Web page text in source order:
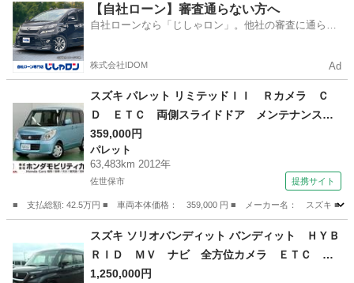
福岡 古賀市 その他
【自社ローン】審査通らない方へ
自社ローンなら「じしゃロン」。他社の審査に通らな
株式会社IDOM Ad
スズキ パレット リミテッドＩＩ Ｒカメラ Ｃ
Ｄ ＥＴＣ 両側スライドドア メンテナンスノ
ート 盗難防止機能 助手席エアバック 運転席
エアバック 電格ミラー Ｂカメラ パワーステ
アリング ベンチシート ＡＵＴＯライト スマ
359,000円
パレット
63,483km 2012年
佐世保市 提携サイト
■ 支払総額: 42.5万円 ■ 車両本体価格： 359,000 円 ■ メーカー名： スズキ ■
パレット
スズキ ソリオバンディット バンディット ＨＹＢ
ＲＩＤ ＭＶ ナビ 全方位カメラ ＥＴＣ １
５インチアルミホイール ドライブレコーダー
1,250,000円